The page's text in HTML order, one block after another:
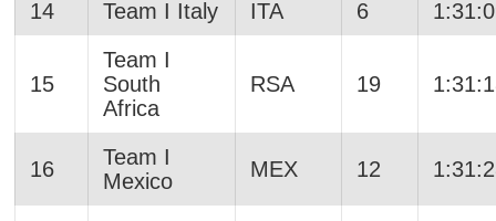
14 Team I Italy ITA 6
15
Team I
South
Africa
RSA 19
16
Team I
Mexico
MEX 12